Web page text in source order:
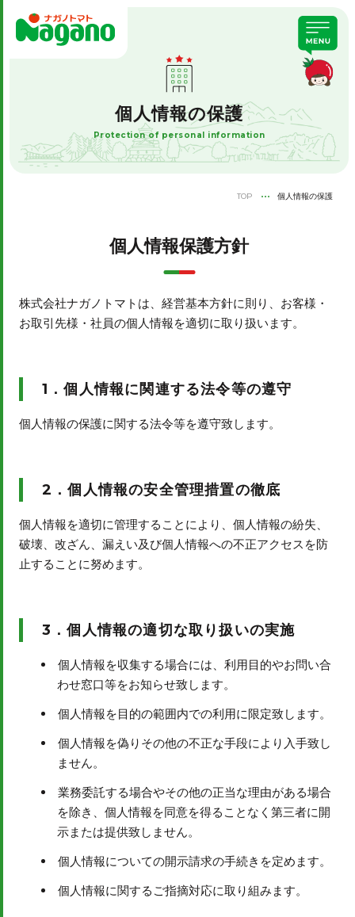
個人情報の保護
Protection of personal information
TOP 個人情報の保護
個人情報保護方針
株式会社ナガノトマトは、経営基本方針に則り、お客様・
お取引先様・社員の個人情報を適切に取り扱います。
1．個人情報に関連する法令等の遵守
個人情報の保護に関する法令等を遵守致します。
2．個人情報の安全管理措置の徹底
個人情報を適切に管理することにより、個人情報の紛失、
破壊、改ざん、漏えい及び個人情報への不正アクセスを防
止することに努めます。
3．個人情報の適切な取り扱いの実施
個人情報を収集する場合には、利用目的やお問い合
わせ窓口等をお知らせ致します。
個人情報を目的の範囲内での利用に限定致します。
個人情報を偽りその他の不正な手段により入手致し
ません。
業務委託する場合やその他の正当な理由がある場合
を除き、個人情報を同意を得ることなく第三者に開
示または提供致しません。
個人情報についての開示請求の手続きを定めます。
個人情報に関するご指摘対応に取り組みます。